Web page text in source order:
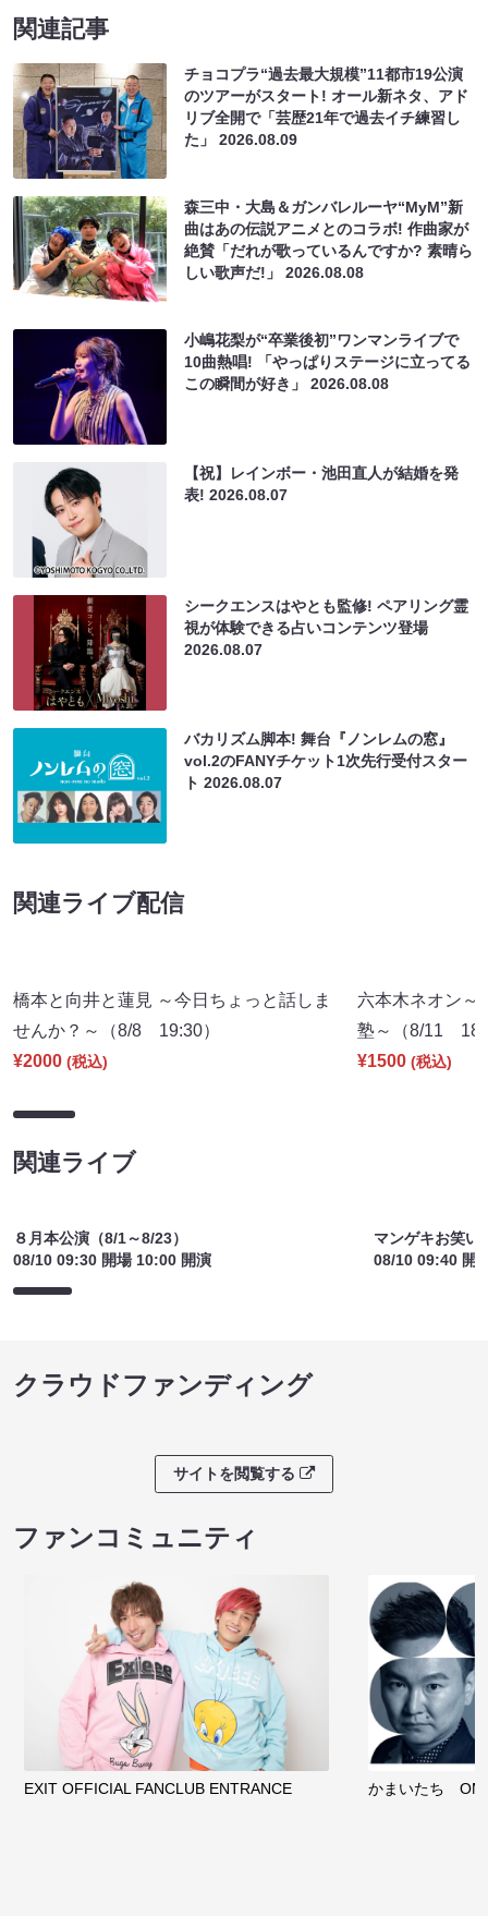
関連記事
チョコプラ“過去最大規模”11都市19公演
のツアーがスタート! オール新ネタ、アド
リブ全開で「芸歴21年で過去イチ練習し
た」2026.08.09
森三中・大島＆ガンバレルーヤ“MyM”新
曲はあの伝説アニメとのコラボ! 作曲家が
絶賛「だれが歌っているんですか? 素晴ら
しい歌声だ!」2026.08.08
小嶋花梨が“卒業後初”ワンマンライブで
10曲熱唱! 「やっぱりステージに立ってる
この瞬間が好き」2026.08.08
【祝】レインボー・池田直人が結婚を発
表!2026.08.07
シークエンスはやとも監修! ペアリング霊
視が体験できる占いコンテンツ登場
2026.08.07
バカリズム脚本! 舞台『ノンレムの窓』
vol.2のFANYチケット1次先行受付スター
ト2026.08.07
関連ライブ配信
橋本と向井と蓮見 ～今日ちょっと話しま
せんか？～（8/8 19:30）
¥2000 (税込)
六本木ネオン～
塾～（8/11
¥1500 (税込)
関連ライブ
８月本公演（8/1～8/23）
08/10 09:30 開場 10:00 開演
マンゲキお笑い
08/10 09:40 開
クラウドファンディング
サイトを閲覧する
ファンコミュニティ
EXIT OFFICIAL FANCLUB ENTRANCE かまいたち